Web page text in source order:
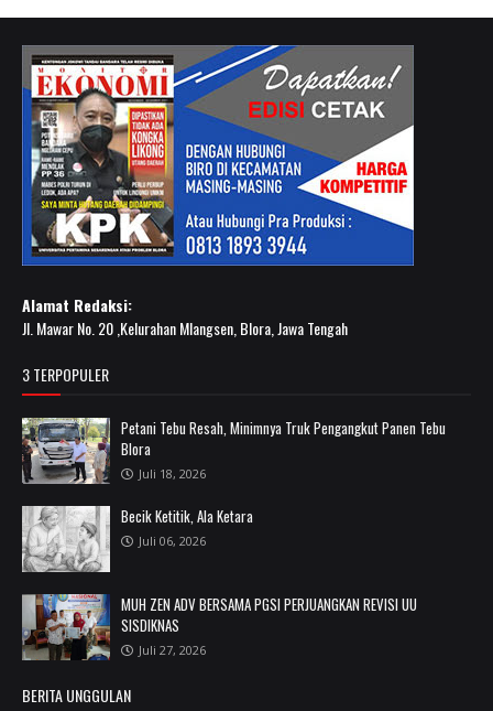
Alamat Redaksi:
Jl. Mawar No. 20 ,Kelurahan Mlangsen, Blora, Jawa Tengah
3 TERPOPULER
Petani Tebu Resah, Minimnya Truk Pengangkut Panen Tebu
Blora
Juli 18, 2026
Becik Ketitik, Ala Ketara
Juli 06, 2026
MUH ZEN ADV BERSAMA PGSI PERJUANGKAN REVISI UU
SISDIKNAS
Juli 27, 2026
BERITA UNGGULAN